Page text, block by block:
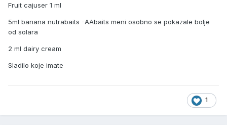
Fruit cajuser 1 ml
5ml banana nutrabaits -AAbaits meni osobno se pokazale bolje
od solara
2 ml dairy cream
Sladilo koje imate
1